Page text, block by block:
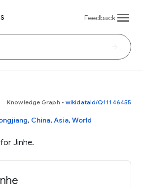
Feedback
Knowledge Graph • wikidataId/Q11146455
, China, Asia, World
Jinhe.